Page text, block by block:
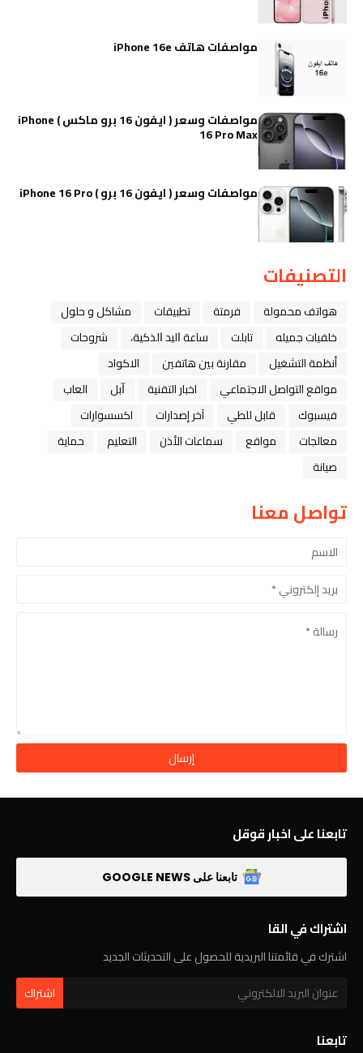
مواصفات هاتف iPhone 16e
مواصفات وسعر ( ايفون 16 برو ماكس ) iPhone
16 Pro Max
مواصفات وسعر ( ايفون 16 برو ) iPhone 16 Pro
التصنيفات
هواتف محمولة فرمتة تطبيقات
مشاكل و حلول
خلفيات جميله
تابلت ﺳﺎﻋﺔ ﺍﻟﻴﺪ ﺍﻟﺬﻛﻴﺔ،
شروحات
أنظمة التشغيل
مقارنة بين هاتفين
الاكواد
مواقع التواصل الاجتماعي
اخبار التقنية ﺁﺑﻞ
العاب
فيسبوك
قابل للطي آخر إصدارات
اكسسوارات
معالجات
مواقع سماعات الأذن التعليم
حماية
صيانة
تواصل معنا
تابعنا على اخبار قوقل
تابعنا على GOOGLE NEWS
اشتراك في القا
اشترك في قائمتنا البريدية للحصول على التحديثات الجديد
تابعنا